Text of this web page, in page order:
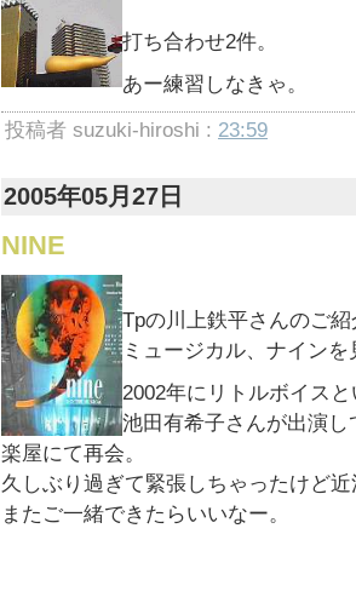
打ち合わせ2件。
あー練習しなきゃ。
投稿者 suzuki-hiroshi : 23:59
2005年05月27日
NINE
Tpの川上鉄平さんのご紹
ミュージカル、ナインを
2002年にリトルボイス
池田有希子さんが出演
楽屋にて再会。
久しぶり過ぎて緊張しちゃったけど
またご一緒できたらいいなー。